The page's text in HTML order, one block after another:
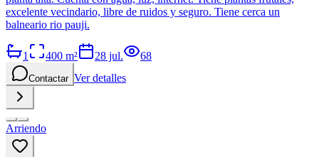
excelente vecindario, libre de ruidos y seguro. Tiene cerca un
balneario rio pauji.
1 400 m² 28 jul. 68
Contactar Ver detalles
Arriendo